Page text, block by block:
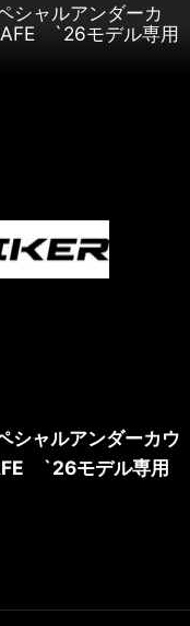
シャルアンダーカ
`26モデル専用
シャルアンダーカウ
`26モデル専用